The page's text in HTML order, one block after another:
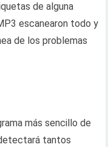
de alguna
escanearon todo y
de los problemas
más sencillo de
tantos